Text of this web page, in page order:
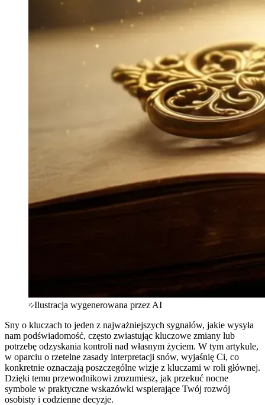
Ilustracja wygenerowana przez AI
Sny o kluczach to jeden z najważniejszych sygnałów, jakie wysyła
nam podświadomość, często zwiastując kluczowe zmiany lub
potrzebę odzyskania kontroli nad własnym życiem. W tym artykule,
w oparciu o rzetelne zasady interpretacji snów, wyjaśnię Ci, co
konkretnie oznaczają poszczególne wizje z kluczami w roli głównej.
Dzięki temu przewodnikowi zrozumiesz, jak przekuć nocne
symbole w praktyczne wskazówki wspierające Twój rozwój
osobisty i codzienne decyzje.